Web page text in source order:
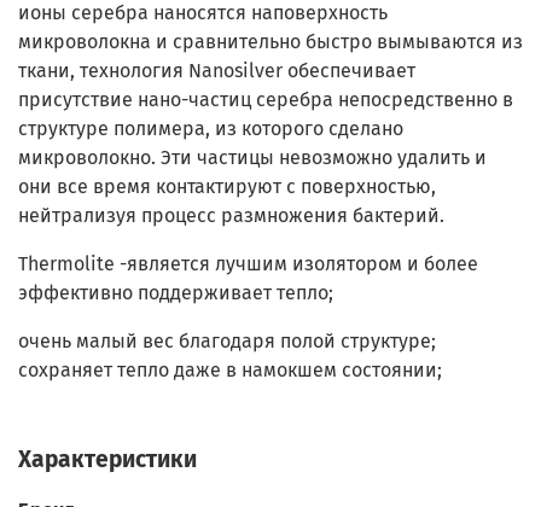
ионы серебра наносятся наповерхность
микроволокна и сравнительно быстро вымываются из
ткани, технология Nanosilver обеспечивает
присутствие нано-частиц серебра непосредственно в
структуре полимера, из которого сделано
микроволокно. Эти частицы невозможно удалить и
они все время контактируют с поверхностью,
нейтрализуя процесс размножения бактерий.
Thermolite -является лучшим изолятором и более
эффективно поддерживает тепло;
очень малый вес благодаря полой структуре;
сохраняет тепло даже в намокшем состоянии;
Характеристики